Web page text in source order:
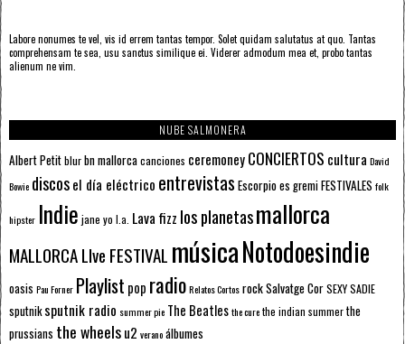
Labore nonumes te vel, vis id errem tantas tempor. Solet quidam salutatus at quo. Tantas
comprehensam te sea, usu sanctus similique ei. Viderer admodum mea et, probo tantas
alienum ne vim.
NUBE SALMONERA
Albert Petitblurbn mallorcacanciones ceremoneyCONCIERTOS cultura David
Bowie discosel día eléctrico entrevistas Escorpioes gremiFESTIVALES folk
hipster Indie jane yo l.a. Lava fizz los planetasmallorca
MALLORCA LIve FESTIVAL músicaNotodoesindie
oasis Pau Forner Playlist pop radioRelatos CortosrockSalvatge CorSEXY SADIE
sputnik sputnik radio summer pie The Beatlesthe curethe indian summerthe
prussians the wheelsu2 veranoálbumes